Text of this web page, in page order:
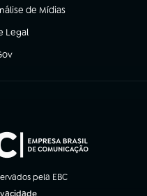
de Mídias
Legal
aba)
nova aba)
pela EBC